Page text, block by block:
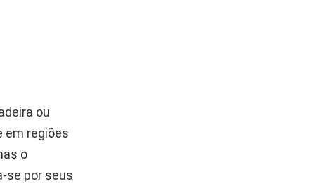
ou
em regiões
o
se por seus